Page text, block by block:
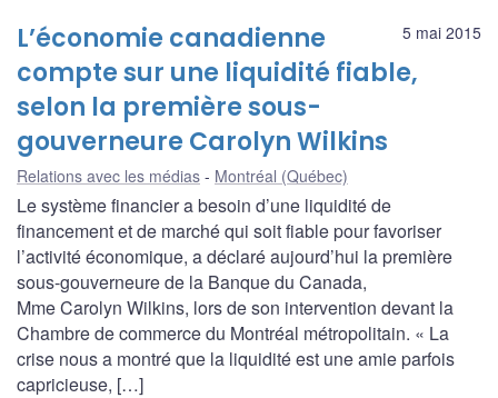
5 mai 2015
L’économie canadienne
compte sur une liquidité fiable,
selon la première sous-
gouverneure Carolyn Wilkins
Relations avec les médias Montréal (Québec)
Le système financier a besoin d’une liquidité de
financement et de marché qui soit fiable pour favoriser
l’activité économique, a déclaré aujourd’hui la première
sous-gouverneure de la Banque du Canada,
Mme Carolyn Wilkins, lors de son intervention devant la
Chambre de commerce du Montréal métropolitain. « La
crise nous a montré que la liquidité est une amie parfois
capricieuse, […]